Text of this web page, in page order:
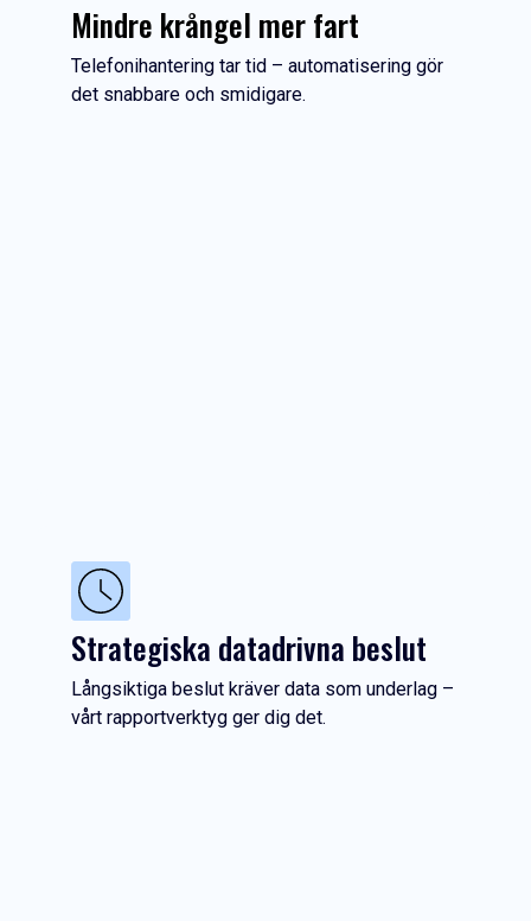
Mindre krångel mer fart
Telefonihantering tar tid – automatisering gör
det snabbare och smidigare.
Strategiska datadrivna beslut
Långsiktiga beslut kräver data som underlag –
vårt rapportverktyg ger dig det.